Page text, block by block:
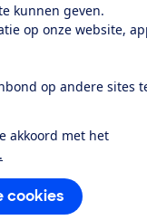
kunnen geven.
op onze website,
op andere sites
akkoord met het
cookies